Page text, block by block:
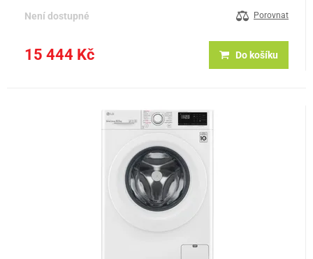
Není dostupné Porovnat
15 444 Kč Do košíku